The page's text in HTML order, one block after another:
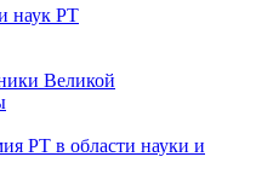
наук РТ
Великой
РТ в области науки и